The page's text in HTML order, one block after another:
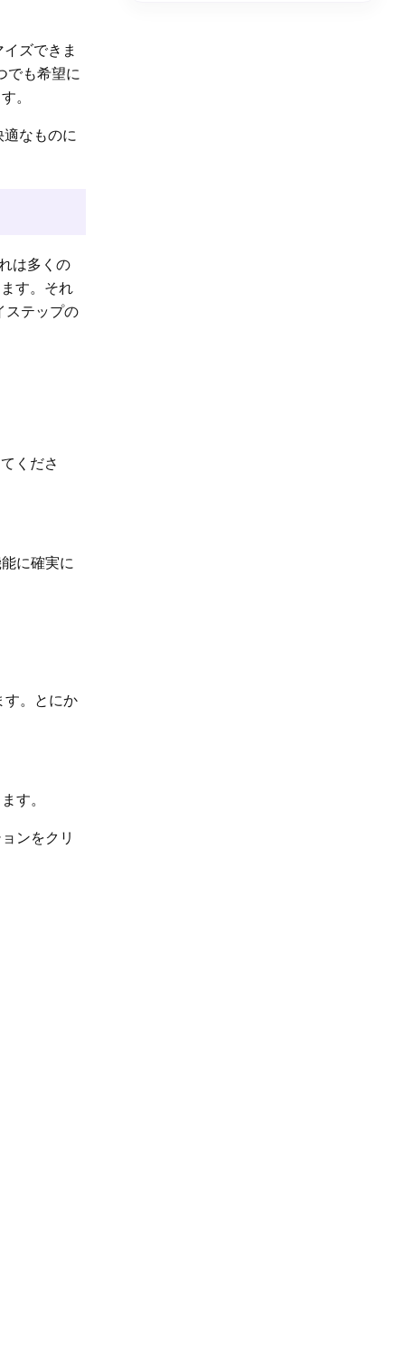
ズできま
でも希望に
。
なものに
は多くの
す。それ
テップの
くださ
に確実に
。とにか
す。
ンをクリ